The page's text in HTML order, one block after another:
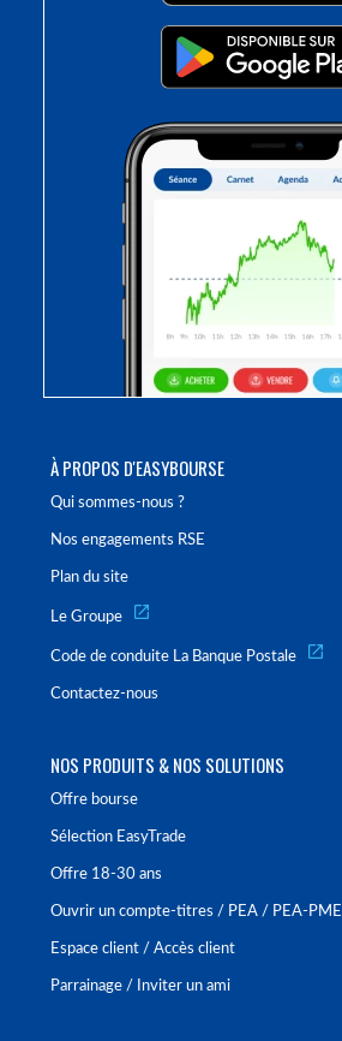
À PROPOS D'EASYBOURSE
Qui sommes-nous ?
Nos engagements RSE
Plan du site
Le Groupe
Code de conduite La Banque Postale
Contactez-nous
NOS PRODUITS & NOS SOLUTIONS
Offre bourse
Sélection EasyTrade
Offre 18-30 ans
Ouvrir un compte-titres / PEA / PEA-PME
Espace client / Accès client
Parrainage / Inviter un ami